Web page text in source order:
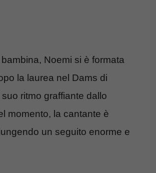
Noemi si è formata
la laurea nel Dams di
ritmo graffiante dallo
momento, la cantante è
un seguito enorme e